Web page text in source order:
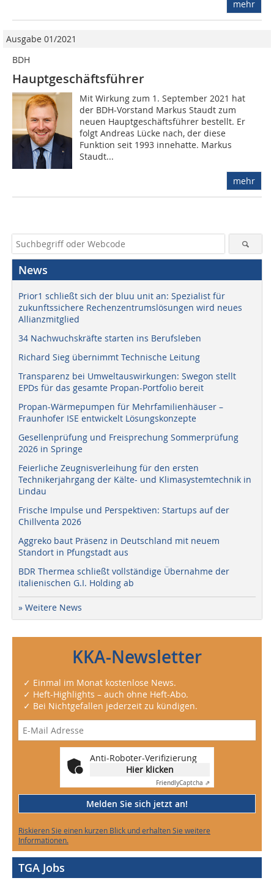
mehr
Ausgabe 01/2021
BDH
Hauptgeschäftsführer
Mit Wirkung zum 1. September 2021 hat
der BDH-Vorstand Markus Staudt zum
neuen Hauptgeschäftsführer bestellt. Er
folgt Andreas Lücke nach, der diese
Funktion seit 1993 innehatte. Markus
Staudt...
mehr
News
Prior1 schließt sich der bluu unit an: Spezialist für
zukunftssichere Rechenzentrumslösungen wird neues
Allianzmitglied
34 Nachwuchskräfte starten ins Berufsleben
Richard Sieg übernimmt Technische Leitung
Transparenz bei Umweltauswirkungen: Swegon stellt
EPDs für das gesamte Propan-Portfolio bereit
Propan-Wärmepumpen für Mehrfamilienhäuser –
Fraunhofer ISE entwickelt Lösungskonzepte
Gesellenprüfung und Freisprechung Sommerprüfung
2026 in Springe
Feierliche Zeugnisverleihung für den ersten
Technikerjahrgang der Kälte- und Klimasystemtechnik in
Lindau
Frische Impulse und Perspektiven: Startups auf der
Chillventa 2026
Aggreko baut Präsenz in Deutschland mit neuem
Standort in Pfungstadt aus
BDR Thermea schließt vollständige Übernahme der
italienischen G.I. Holding ab
» Weitere News
KKA-Newsletter
✓ Einmal im Monat kostenlose News.
✓ Heft-Highlights – auch ohne Heft-Abo.
✓ Bei Nichtgefallen jederzeit zu kündigen.
Anti-Roboter-Verifizierung
Hier klicken
FriendlyCaptcha ⇗
Melden Sie sich jetzt an!
Riskieren Sie einen kurzen Blick und erhalten Sie weitere
Informationen.
TGA Jobs